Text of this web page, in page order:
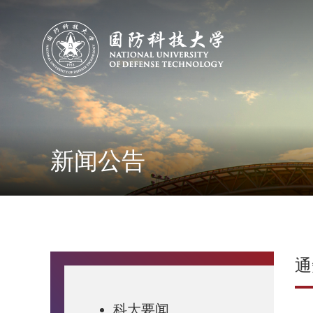
新闻公告
科大要闻